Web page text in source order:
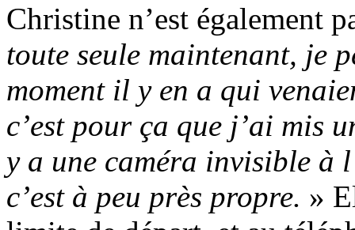
Christine n’est également
toute seule maintenant, je
moment il y en a qui
c’est pour ça que j’ai mis
y a une caméra invisible à
c’est à peu près propre. »